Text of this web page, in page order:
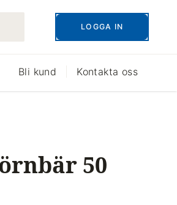
LOGGA IN
Bli kund Kontakta oss
50